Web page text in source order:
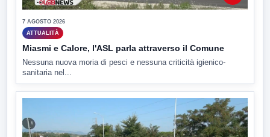
7 AGOSTO 2026
ATTUALITÀ
Miasmi e Calore, l'ASL parla attraverso il Comune
Nessuna nuova moria di pesci e nessuna criticità igienico-
sanitaria nel...